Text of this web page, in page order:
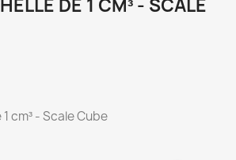
DE 1 CM³ - SCALE
cm³ - Scale Cube